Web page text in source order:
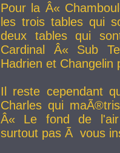
Pour la Â«
les trois tables qui
deux tables qui
Cardinal
Â« Sub
Hadrien et Changelin
Il reste cependant
Charles qui
Â« Le fond de
surtout pas Ã vous